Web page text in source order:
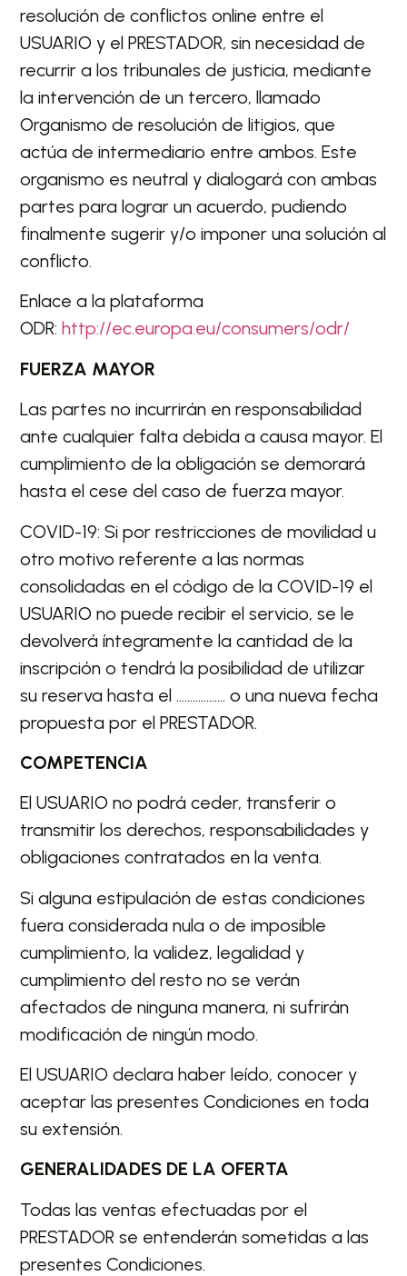
resolución de conflictos online entre el
USUARIO y el PRESTADOR, sin necesidad de
recurrir a los tribunales de justicia, mediante
la intervención de un tercero, llamado
Organismo de resolución de litigios, que
actúa de intermediario entre ambos. Este
organismo es neutral y dialogará con ambas
partes para lograr un acuerdo, pudiendo
finalmente sugerir y/o imponer una solución al
conflicto.
Enlace a la plataforma
ODR:http://ec.europa.eu/consumers/odr/
FUERZA MAYOR
Las partes no incurrirán en responsabilidad
ante cualquier falta debida a causa mayor. El
cumplimiento de la obligación se demorará
hasta el cese del caso de fuerza mayor.
COVID-19: Si por restricciones de movilidad u
otro motivo referente a las normas
consolidadas en el código de la COVID-19 el
USUARIO no puede recibir el servicio, se le
devolverá íntegramente la cantidad de la
inscripción o tendrá la posibilidad de utilizar
su reserva hasta el ……………… o una nueva fecha
propuesta por el PRESTADOR.
COMPETENCIA
El USUARIO no podrá ceder, transferir o
transmitir los derechos, responsabilidades y
obligaciones contratados en la venta.
Si alguna estipulación de estas condiciones
fuera considerada nula o de imposible
cumplimiento, la validez, legalidad y
cumplimiento del resto no se verán
afectados de ninguna manera, ni sufrirán
modificación de ningún modo.
El USUARIO declara haber leído, conocer y
aceptar las presentes Condiciones en toda
su extensión.
GENERALIDADES DE LA OFERTA
Todas las ventas efectuadas por el
PRESTADOR se entenderán sometidas a las
presentes Condiciones.